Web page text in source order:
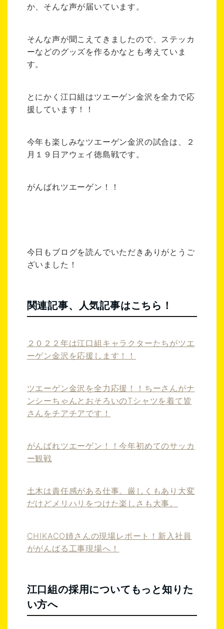
か、そんな声が届いています。
そんな声が聞こえてきましたので、ステッカ
ーなどのグッズを作るかなとも考えていま
す。
とにかく江口組はツエーゲン金沢を全力で応
援しています！！
今年も楽しみなツエーゲン金沢の試合は、２
月１９日アウェイ徳島戦です。
がんばれツエーゲン！！
今日もブログを読んでいただきありがとうご
ざいました！
関連記事、人気記事はこちら！
２０２２年は江口組キャラクターたちがツエ
ーゲン金沢を応援します！！
ツエーゲン金沢を全力応援！！ちーさんがナ
ンシーちゃんとおそろいのTシャツを着て皆
さんをチアチアです！
がんばれツエーゲン！！今年初めてのサッカ
ー観戦
土木は責任感がある仕事。厳しくもあり大変
だけどメリハリをつけた楽しさも大事。
CHIKACO姉さんの現場レポート！新入社員
ががんばる工事現場へ！
江口組の採用についてもっと知りた
い方へ